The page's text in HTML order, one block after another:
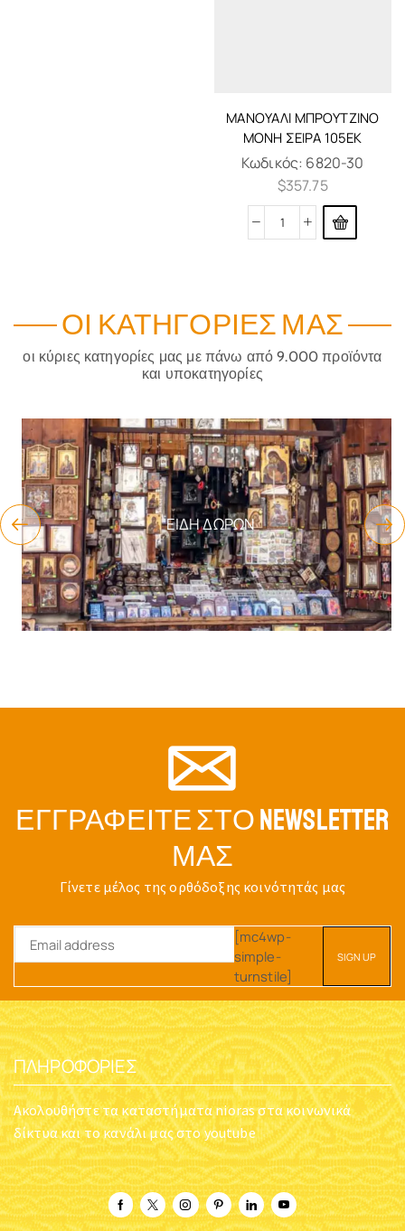
ΜΑΝΟΥΆΛΙ ΜΠΡΟΎΤΖΙΝΟ
ΜΟΝΉ ΣΕΙΡΆ 105ΕΚ
Κωδικός: 6820-30
$357.75
ΟΙ ΚΑΤΗΓΟΡΊΕΣ ΜΑΣ
οι κύριες κατηγορίες μας με πάνω από 9.000 προϊόντα
και υποκατηγορίες
ΕΊΔΗ ΔΏΡΩΝ
ΕΓΓΡΑΦΕΊΤΕ ΣΤΟ NEWSLETTER
ΜΑΣ
Γίνετε μέλος της ορθόδοξης κοινότητάς μας
[mc4wp-
simple-
turnstile]
ΠΛΗΡΟΦΟΡΊΕΣ
Ακολουθήστε τα καταστήματα nioras στα κοινωνικά
δίκτυα και το κανάλι μας στο youtube